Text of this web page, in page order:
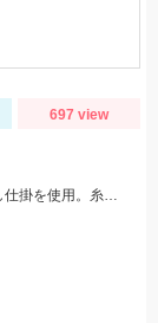
697 view
仕掛けはTsulino 伊勢湾限定ショートタイプの吹き流し仕掛を使用。糸絡みも少なくオススメです！